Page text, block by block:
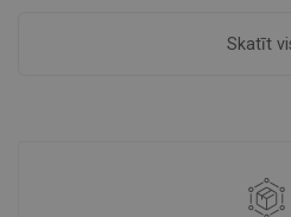
Skatīt